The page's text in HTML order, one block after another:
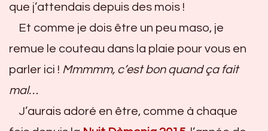
que j’attendais depuis des mois !
Et comme je dois être un peu maso, je
remue le couteau dans la plaie pour vous en
parler ici ! Mmmmm, c’est bon quand ça fait
mal…
J’aurais adoré en être, comme à chaque